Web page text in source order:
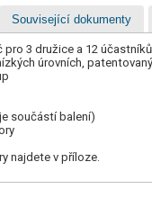
Související dokumenty
3 družice a 12 účastníků
úrovních,
součástí balení)
najdete v příloze.